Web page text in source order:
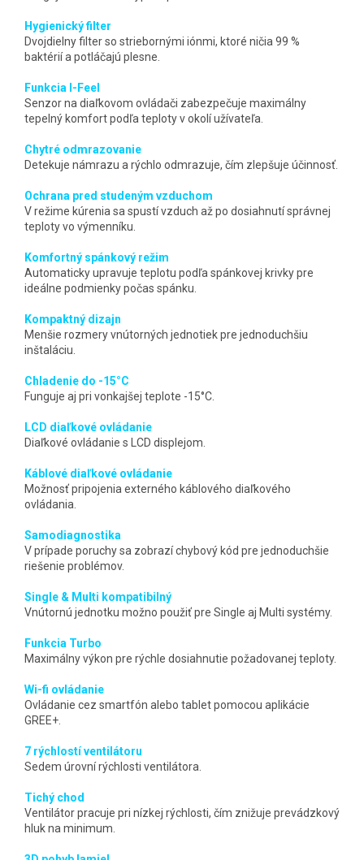
Hygienický filter
Dvojdielny filter so striebornými iónmi, ktoré ničia 99 %
baktérií a potláčajú plesne.
Funkcia I-Feel
Senzor na diaľkovom ovládači zabezpečuje maximálny
tepelný komfort podľa teploty v okolí užívateľa.
Chytré odmrazovanie
Detekuje námrazu a rýchlo odmrazuje, čím zlepšuje účinnosť.
Ochrana pred studeným vzduchom
V režime kúrenia sa spustí vzduch až po dosiahnutí správnej
teploty vo výmenníku.
Komfortný spánkový režim
Automaticky upravuje teplotu podľa spánkovej krivky pre
ideálne podmienky počas spánku.
Kompaktný dizajn
Menšie rozmery vnútorných jednotiek pre jednoduchšiu
inštaláciu.
Chladenie do -15°C
Funguje aj pri vonkajšej teplote -15°C.
LCD diaľkové ovládanie
Diaľkové ovládanie s LCD displejom.
Káblové diaľkové ovládanie
Možnosť pripojenia externého káblového diaľkového
ovládania.
Samodiagnostika
V prípade poruchy sa zobrazí chybový kód pre jednoduchšie
riešenie problémov.
Single & Multi kompatibilný
Vnútornú jednotku možno použiť pre Single aj Multi systémy.
Funkcia Turbo
Maximálny výkon pre rýchle dosiahnutie požadovanej teploty.
Wi-fi ovládanie
Ovládanie cez smartfón alebo tablet pomocou aplikácie
GREE+.
7 rýchlostí ventilátoru
Sedem úrovní rýchlosti ventilátora.
Tichý chod
Ventilátor pracuje pri nízkej rýchlosti, čím znižuje prevádzkový
hluk na minimum.